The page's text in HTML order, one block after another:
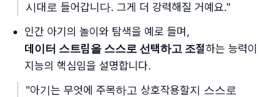
시대로 들어갑니다. 그게 더 강력해질 거예요."
인간 아기의 놀이와 탐색을 예로 들며,
데이터 스트림을 스스로 선택하고 조절하는 능력이
지능의 핵심임을 설명합니다.
"아기는 무엇에 주목하고 상호작용할지 스스로